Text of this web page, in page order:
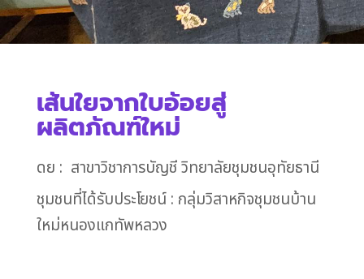
เส้นใยจากใบอ้อยสู่
ผลิตภัณฑ์ใหม่
ดย : สาขาวิชาการบัญชี วิทยาลัยชุมชนอุทัยธานี
ชุมชนที่ได้รับประโยชน์ : กลุ่มวิสาหกิจชุมชนบ้าน
ใหม่หนองแกทัพหลวง